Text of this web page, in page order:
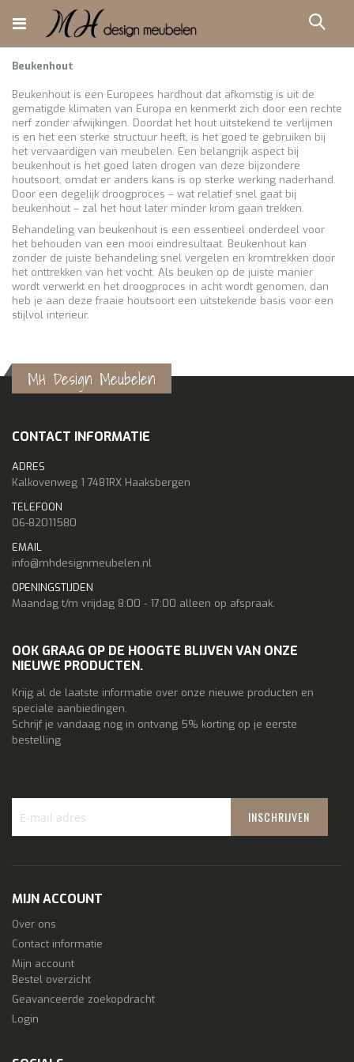
direct
door
naar
de
Beukenhout
Beukenhout is een Europees hardhout dat afkomstig is uit de
gematigde klimaten van Europa en kenmerkt zich door een rechte
nerf zonder afwijkingen. Doordat het hout uitstekend te verlijmen
is en het een sterke structuur heeft, is het goed te gebruiken bij
het vervaardigen van meubelen. Een belangrijk aspect bij
beukenhout is het goed laten drogen van deze bijzondere
houtsoort, omdat er anders kans is op sterke werking naderhand.
Door een degelijk droogproces – wat relatief snel gaat bij
beukenhout – zal het hout later minder krom gaan trekken.
Behandeling van beukenhout is een essentieel onderdeel voor
het behouden van een mooi eindresultaat. Beukenhout kan
zonder de juiste behandeling snel vergelen en kromtrekken door
het onttrekken van het vocht. Als beuken op de juiste manier
wordt verwerkt en het droogproces in acht wordt genomen, dan
heb je aan deze fraaie houtsoort een uitstekende basis voor een
stijlvol interieur.
MH Design Meubelen
CONTACT INFORMATIE
ADRES
Kalkovenweg 1 7481RX Haaksbergen
TELEFOON
06-82011580
EMAIL
info@mhdesignmeubelen.nl
OPENINGSTIJDEN
Maandag t/m vrijdag 8:00 - 17:00 alleen op afspraak.
OOK GRAAG OP DE HOOGTE BLIJVEN VAN ONZE
NIEUWE PRODUCTEN.
Krijg al de laatste informatie over onze nieuwe producten en
speciale aanbiedingen.
Schrijf je vandaag nog in ontvang 5% korting op je eerste
bestelling
onze
nieuwsbrief:
INSCHRIJVEN
MIJN ACCOUNT
Over ons
Contact informatie
Mijn account
Bestel overzicht
Geavanceerde zoekopdracht
Login